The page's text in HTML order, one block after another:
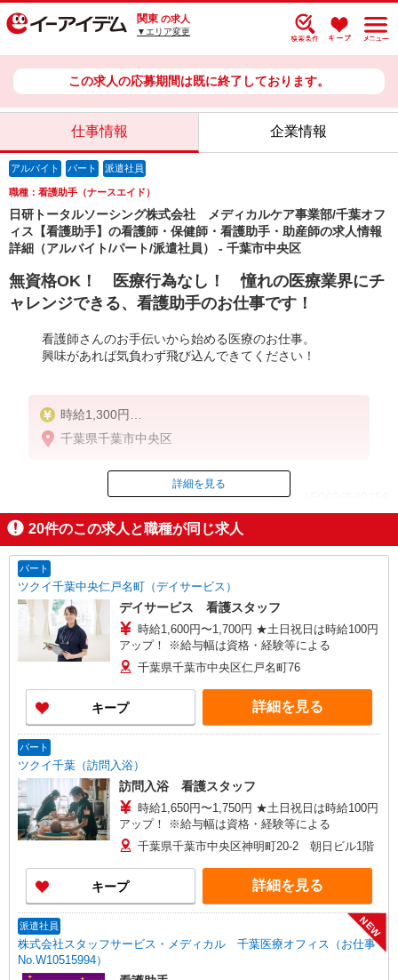
関東 の求人
▼エリア変更
この求人の応募期間は既に終了しております。
仕事情報 企業情報
アルバイト パート 派遣社員
職種：看護助手（ナースエイド）
日研トータルソーシング株式会社 メディカルケア事業部/千葉オフ
ィス【看護助手】の看護師・保健師・看護助手・助産師の求人情報
詳細（アルバイト/パート/派遣社員） - 千葉市中央区
無資格OK！ 医療行為なし！ 憧れの医療業界にチ
ャレンジできる、看護助手のお仕事です！
看護師さんのお手伝いから始める医療のお仕事。
興味があれば気負わず飛び込んできてください！
時給1,300円
★週払いOK（規定あり）
千葉県千葉市中央区
ID：AE0626580256
掲載期間終了
詳細を見る
20件のこの求人と職種が同じ求人
パート
ツクイ千葉中央仁戸名町（デイサービス）
デイサービス 看護スタッフ
時給1,600円〜1,700円 ★土日祝日は時給100円
アップ！ ※給与幅は資格・経験等による
千葉県千葉市中央区仁戸名町76
キープ 詳細を見る
パート
ツクイ千葉（訪問入浴）
訪問入浴 看護スタッフ
時給1,650円〜1,750円 ★土日祝日は時給100円
アップ！ ※給与幅は資格・経験等による
千葉県千葉市中央区神明町20-2 朝日ビル1階
キープ 詳細を見る
派遣社員
株式会社スタッフサービス・メディカル 千葉医療オフィス（お仕事
No.W10515994）
NEW